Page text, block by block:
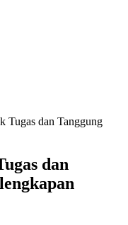
Tugas dan Tanggung
dan